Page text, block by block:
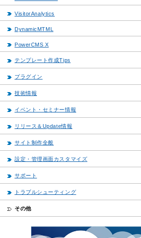
VisitorAnalytics
DynamicMTML
PowerCMS X
テンプレート作成Tips
プラグイン
技術情報
イベント・セミナー情報
リリース＆Update情報
サイト制作全般
設定・管理画面カスタマイズ
サポート
トラブルシューティング
その他